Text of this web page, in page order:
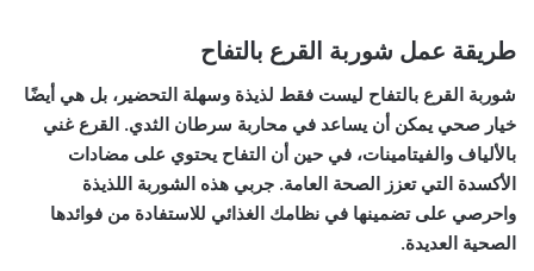
طريقة عمل شوربة القرع بالتفاح
شوربة القرع بالتفاح ليست فقط لذيذة وسهلة التحضير، بل هي أيضًا
خيار صحي يمكن أن يساعد في محاربة سرطان الثدي. القرع غني
بالألياف والفيتامينات، في حين أن التفاح يحتوي على مضادات
الأكسدة التي تعزز الصحة العامة. جربي هذه الشوربة اللذيذة
واحرصي على تضمينها في نظامك الغذائي للاستفادة من فوائدها
الصحية العديدة.